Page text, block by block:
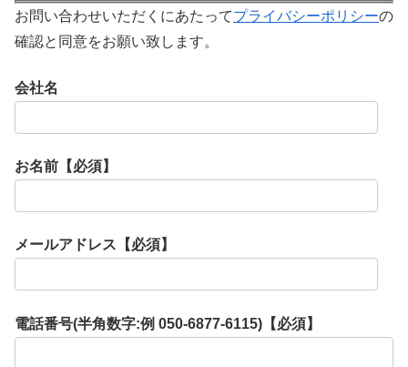
お問い合わせいただくにあたってプライバシーポリシーの
確認と同意をお願い致します。
会社名
お名前【必須】
メールアドレス【必須】
電話番号(半角数字:例 050-6877-6115)【必須】